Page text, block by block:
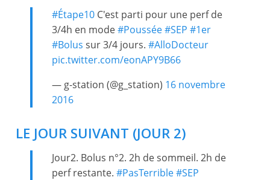
#Étape10 C'est parti pour une perf de
3/4h en mode#Poussée#SEP #1er
#Bolus sur 3/4 jours. #AlloDocteur
pic.twitter.com/eonAPY9B66
— g-station (@g_station) 16 novembre
2016
LE JOUR SUIVANT (JOUR 2)
Jour2. Bolus n°2. 2h de sommeil. 2h de
perf restante. #PasTerrible#SEP